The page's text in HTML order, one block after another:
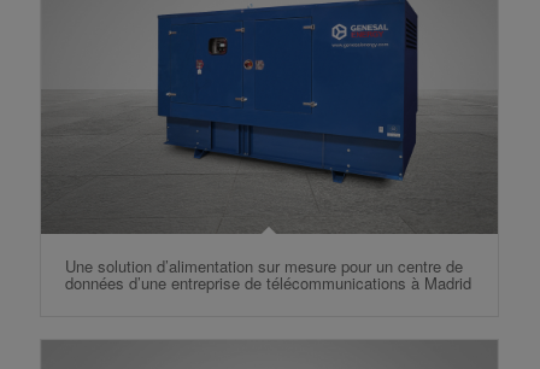
Une solution d’alimentation sur mesure pour un centre de
données d’une entreprise de télécommunications à Madrid